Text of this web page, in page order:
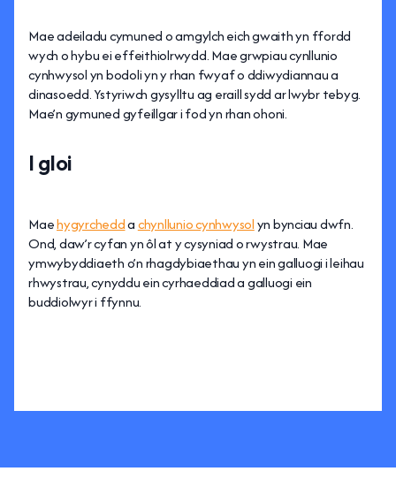
Mae adeiladu cymuned o amgylch eich gwaith yn ffordd
wych o hybu ei effeithiolrwydd. Mae grwpiau cynllunio
cynhwysol yn bodoli yn y rhan fwyaf o ddiwydiannau a
dinasoedd. Ystyriwch gysylltu ag eraill sydd ar lwybr tebyg.
Mae’n gymuned gyfeillgar i fod yn rhan ohoni.
I gloi
Maehygyrcheddachynllunio cynhwysolyn bynciau dwfn.
Ond, daw’r cyfan yn ôl at y cysyniad o rwystrau. Mae
ymwybyddiaeth o’n rhagdybiaethau yn ein galluogi i leihau
rhwystrau, cynyddu ein cyrhaeddiad a galluogi ein
buddiolwyr i ffynnu.